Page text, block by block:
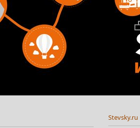
Stevsky.ru